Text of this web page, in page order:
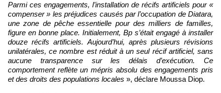
Parmi ces engagements, l’installation de récifs artificiels pour «
compenser » les préjudices causés par l’occupation de Diatara,
une zone de pêche essentielle pour des milliers de familles,
figure en bonne place. Initialement, Bp s’était engagé à installer
douze récifs artificiels. Aujourd’hui, après plusieurs révisions
unilatérales, ce nombre est réduit à un seul récif artificiel, sans
aucune transparence sur les délais d’exécution. Ce
comportement reflète un mépris absolu des engagements pris
et des droits des populations locales », déclare Moussa Diop.